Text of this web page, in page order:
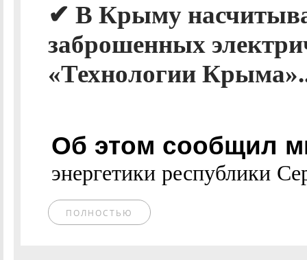
✔ В Крыму
заброшенных
«Технологии
Об этом сообщил
энергетики республики
ПОЛНОСТЬЮ